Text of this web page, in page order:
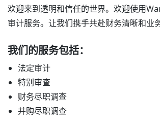
欢迎来到透明和信任的世界。欢迎使用
审计服务。让我们携手共赴财务清晰和业
我们的服务包括：
法定审计
特别审查
财务尽职调查
并购尽职调查